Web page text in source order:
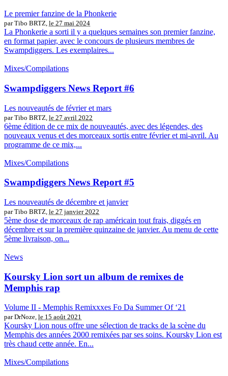
Le premier fanzine de la Phonkerie
par Tibo BRTZ, le 27 mai 2024
La Phonkerie a sorti il y a quelques semaines son premier fanzine,
en format papier, avec le concours de plusieurs membres de
Swampdiggers. Les exemplaires...
Mixes/Compilations
Swampdiggers News Report #6
Les nouveautés de février et mars
par Tibo BRTZ, le 27 avril 2022
6ème édition de ce mix de nouveautés, avec des légendes, des
nouveaux venus et des morceaux sortis entre février et mi-avril. Au
programme de ce mix,...
Mixes/Compilations
Swampdiggers News Report #5
Les nouveautés de décembre et janvier
par Tibo BRTZ, le 27 janvier 2022
5ème dose de morceaux de rap américain tout frais, diggés en
décembre et sur la première quinzaine de janvier. Au menu de cette
5ème livraison, on...
News
Koursky Lion sort un album de remixes de
Memphis rap
Volume II - Memphis Remixxxes Fo Da Summer Of ‘21
par DrNoze, le 15 août 2021
Koursky Lion nous offre une sélection de tracks de la scène du
Memphis des années 2000 remixées par ses soins. Koursky Lion est
très chaud cette année. En...
Mixes/Compilations